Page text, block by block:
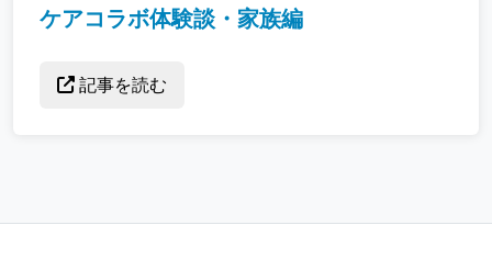
ケアコラボ体験談・家族編
記事を読む